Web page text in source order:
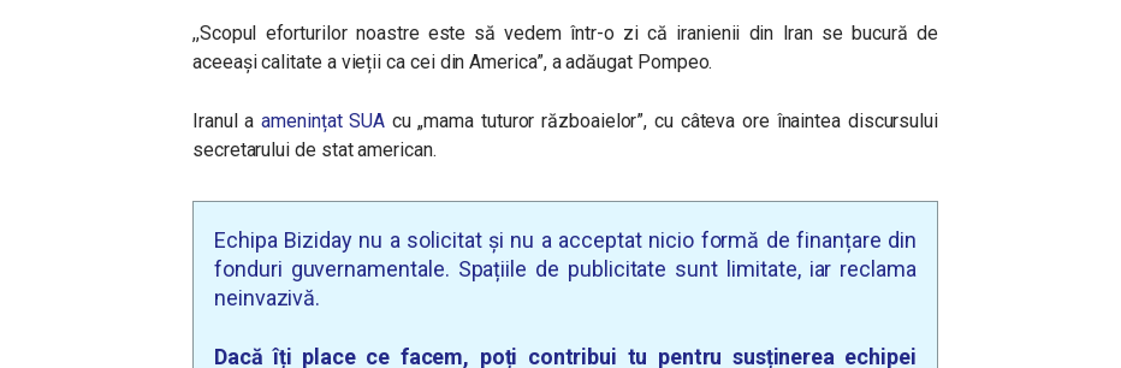
,,Scopul eforturilor noastre este să vedem într-o zi că iranienii din Iran se bucură de
aceeași calitate a vieții ca cei din America”, a adăugat Pompeo.
Iranul aamenințat SUA cu „mama tuturor războaielor”, cu câteva ore înaintea discursului
secretarului de stat american.
Echipa Biziday nu a solicitat și nu a acceptat nicio formă de finanțare din
fonduri guvernamentale. Spațiile de publicitate sunt limitate, iar reclama
neinvazivă.
Dacă îți place ce facem, poți contribui tu pentru susținerea echipei